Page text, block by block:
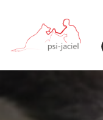
Przejdź
do